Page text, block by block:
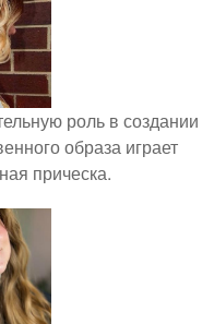
роль в создании
образа играет
прическа.